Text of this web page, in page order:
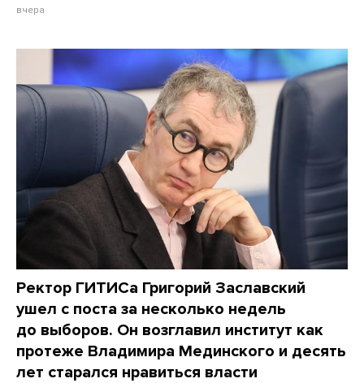
вчера
Ректор ГИТИСа Григорий Заславский
ушел с поста за несколько недель
до выборов. Он возглавил институт как
протеже Владимира Мединского и десять
лет старался нравиться власти